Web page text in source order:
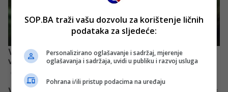
SOP.BA traži vašu dozvolu za korištenje ličnih
podataka za sljedeće:
Personalizirano oglašavanje i sadržaj, mjerenje
oglašavanja i sadržaja, uvidi u publiku i razvoj usluga
Pohrana i/ili pristup podacima na uređaju